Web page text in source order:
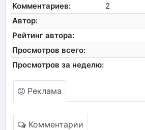
Комментариев:
2
Автор:
Рейтинг автора:
Просмотров всего:
Просмотров за неделю:
Реклама
Комментарии